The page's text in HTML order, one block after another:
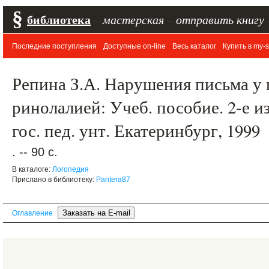
§ библиотека мастерская отправить книгу
Последние поступления Доступные on-line Весь каталог Купить в my-
Репина З.А. Нарушения письма у
ринолалией: Учеб. пособие. 2-е
гос. пед. унт. Екатеринбург, 1999
. -- 90 с.
В каталоге: Логопедия
Прислано в библиотеку: Pantera87
Оглавление